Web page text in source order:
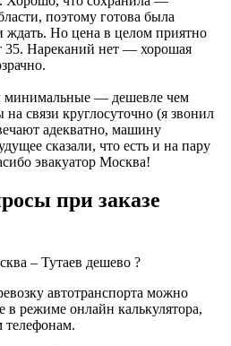
поэтому готова была
ждать. Но цена в целом приятно
35. Нареканий нет — хорошая
минимальные — дешевле чем
связи круглосуточно (я звонил
адекватно, машину
сказали, что есть и на пару
эвакуатор Москва!
при заказе
– Тутаев дешево ?
автотранспорта можно
в режиме онлайн калькулятора,
телефонам.